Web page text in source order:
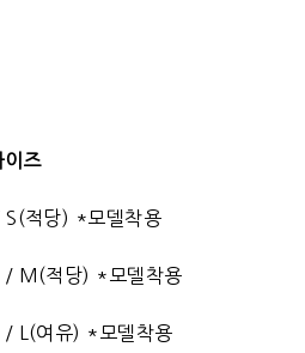
즈
적당) *모델착용
M(적당) *모델착용
L(여유) *모델착용